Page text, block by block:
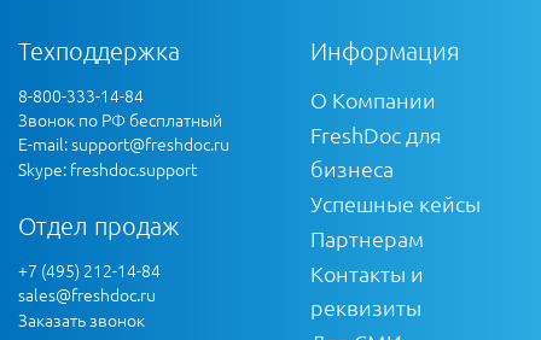
Техподдержка
8-800-333-14-84
Звонок по РФ бесплатный
E-mail:support@freshdoc.ru
Skype: freshdoc.support
Отдел продаж
+7 (495) 212-14-84
sales@freshdoc.ru
Заказать звонок
Информация
О Компании
FreshDoc для
бизнеса
Успешные кейсы
Партнерам
Контакты и
реквизиты